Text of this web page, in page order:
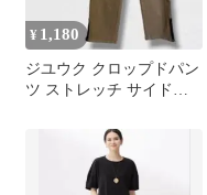
¥ 1,180
ジユウク クロップドパン
ツ ストレッチ サイドジ